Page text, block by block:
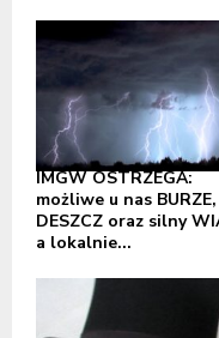
IMGW OSTRZEGA:
możliwe u nas BURZE,
DESZCZ oraz silny
a lokalnie...